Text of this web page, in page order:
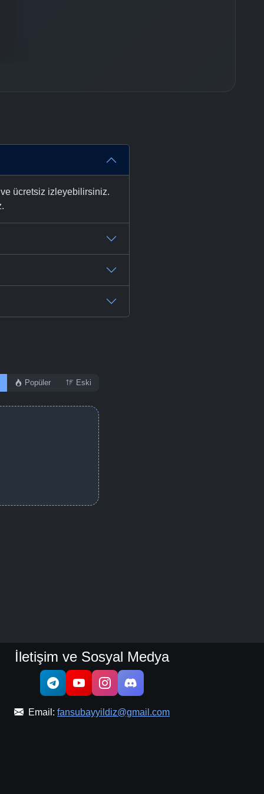
ücretsiz izleyebilirsiniz.
Popüler Eski
İletişim ve Sosyal Medya
Email: fansubayyildiz@gmail.com